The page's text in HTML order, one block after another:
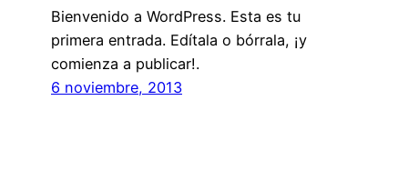
Bienvenido a WordPress. Esta es tu
primera entrada. Edítala o bórrala, ¡y
comienza a publicar!.
6 noviembre, 2013